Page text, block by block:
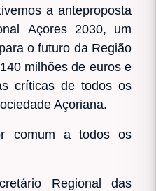
a anteproposta
Açores 2030, um
o futuro da Região
milhões de euros e
críticas de todos os
Açoriana.
comum a todos os
Regional das